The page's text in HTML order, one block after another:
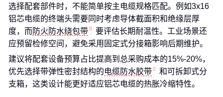
选择配套部件时，不能简单按主电缆规格匹配。例如3x16
铝芯电缆的终端头需要同时考虑导体截面积和绝缘层厚
度，而 防火防水绕包带
要评估长期耐温性。工业场景还
应预留检修空间，避免采用固定式分接箱影响后期维护。
建议将配套设备预算占比提高到总采购成本的15%-20%，
优先选择带弹性密封结构的电缆防水胶带
和可拆卸式分
支箱，这类设计能更好适应铝芯电缆的热胀冷缩特性。